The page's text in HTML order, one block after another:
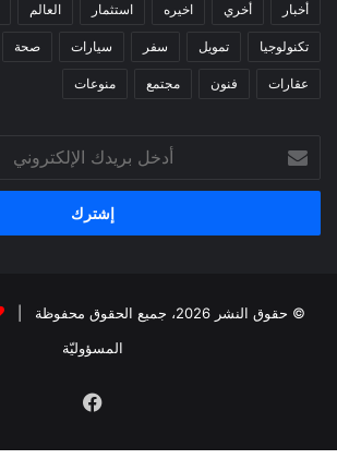
أخبار أخري اخيره استثمار العالم
تكنولوجيا تمويل سفر سيارات صحة
عقارات فنون مجتمع منوعات
بريدك
الإلكتروني
© حقوق النشر 2026، جميع الحقوق محفوظة |
المسؤوليّة
فيسبوك